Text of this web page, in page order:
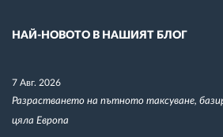
НАЙ-НОВОТО В НАШИЯТ БЛОГ
7 Авг. 2026
Разрастването на пътното таксуване,
цяла Европа